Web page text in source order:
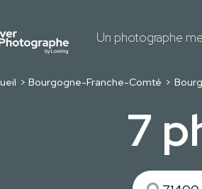
Un photographe
Bourgogne-Franche-Comté
7